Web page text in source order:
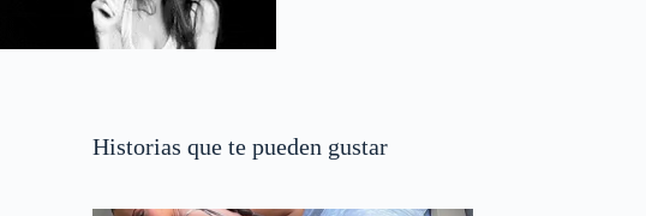
Historias que te pueden gustar